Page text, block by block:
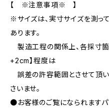
【 ※注意事項※ 】
※サイズは、実寸サイズを測
あります。
製造工程の関係上、各採寸
+2cm】程度は
誤差の許容範囲とさせて頂い
さいませ。
●お客様のご覧になられます